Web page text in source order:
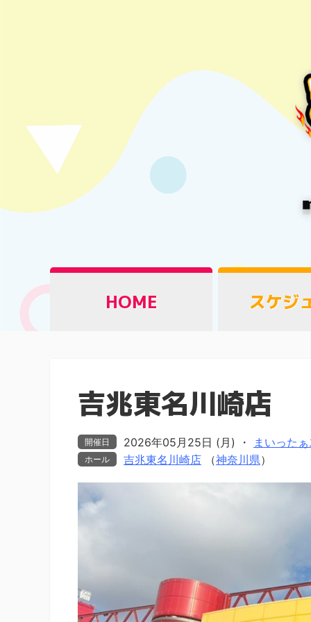
HOME スケジ
吉兆東名川崎店
開催日 2026年05月25日 (月) ・ まいった
ホール 吉兆東名川崎店 （神奈川県）